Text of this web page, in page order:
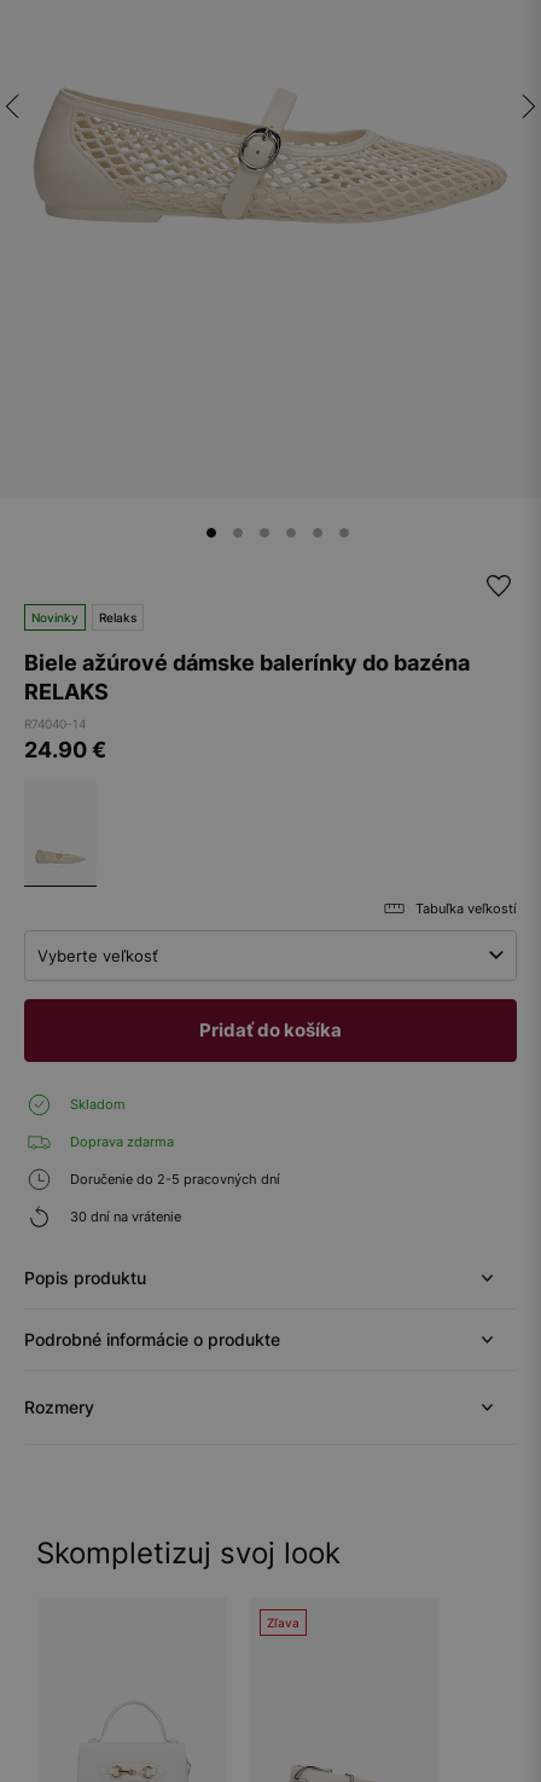
Novinky Relaks
Biele ažúrové dámske balerínky do bazéna
RELAKS
R74040-14
24.90€
Tabuľka veľkostí
Vyberte veľkosť
Pridať do košíka
Skladom
Doprava zdarma
Doručenie do 2-5 pracovných dní
30 dní na vrátenie
Popis produktu
Podrobné informácie o produkte
Rozmery
Skompletizuj svoj look
Zľava